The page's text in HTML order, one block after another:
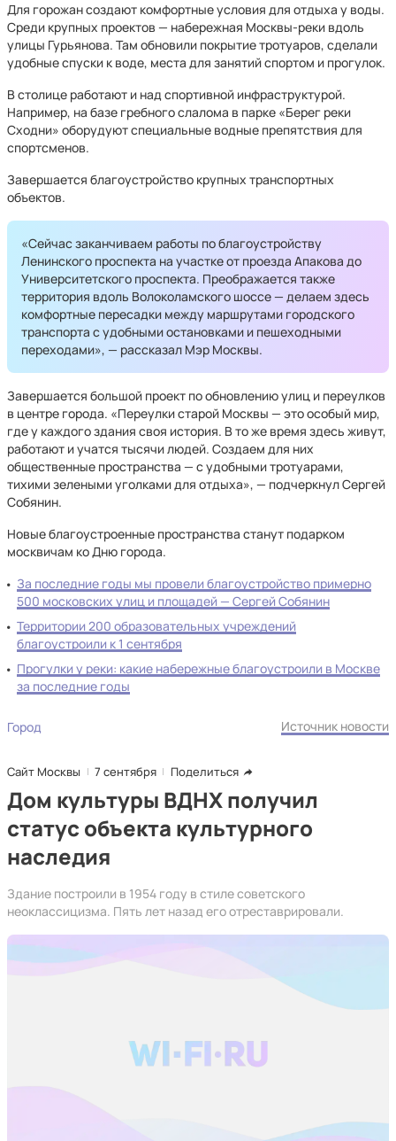
Для горожан создают комфортные условия для отдыха у воды.
Среди крупных проектов — набережная Москвы-реки вдоль
улицы Гурьянова. Там обновили покрытие тротуаров, сделали
удобные спуски к воде, места для занятий спортом и прогулок.
В столице работают и над спортивной инфраструктурой.
Например, на базе гребного слалома в парке «Берег реки
Сходни» оборудуют специальные водные препятствия для
спортсменов.
Завершается благоустройство крупных транспортных
объектов.
«Сейчас заканчиваем работы по благоустройству
Ленинского проспекта на участке от проезда Апакова до
Университетского проспекта. Преображается также
территория вдоль Волоколамского шоссе — делаем здесь
комфортные пересадки между маршрутами городского
транспорта с удобными остановками и пешеходными
переходами», — рассказал Мэр Москвы.
Завершается большой проект по обновлению улиц и переулков
в центре города. «Переулки старой Москвы — это особый мир,
где у каждого здания своя история. В то же время здесь живут,
работают и учатся тысячи людей. Создаем для них
общественные пространства — с удобными тротуарами,
тихими зелеными уголками для отдыха», — подчеркнул Сергей
Собянин.
Новые благоустроенные пространства станут подарком
москвичам ко Дню города.
За последние годы мы провели благоустройство примерно
500 московских улиц и площадей — Сергей Собянин
Территории 200 образовательных учреждений
благоустроили к 1 сентября
Прогулки у реки: какие набережные благоустроили в Москве
за последние годы
Город Источник новости
Сайт Москвы 7 сентября Поделиться
Дом культуры ВДНХ получил
статус объекта культурного
наследия
Здание построили в 1954 году в стиле советского
неоклассицизма. Пять лет назад его отреставрировали.